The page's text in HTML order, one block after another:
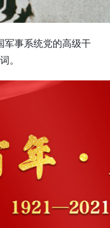
军事系统党的高级干
。